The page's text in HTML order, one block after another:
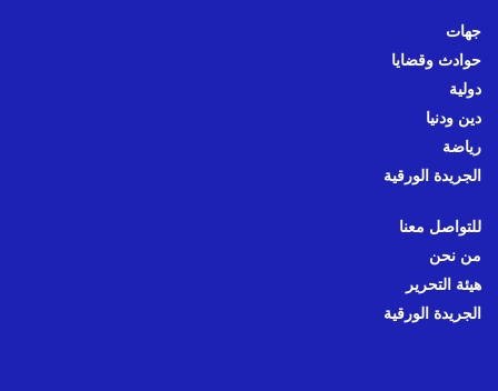
جهات
حوادث وقضايا
دولية
دين ودنيا
رياضة
الجريدة الورقية
للتواصل معنا
من نحن
هيئة التحرير
الجريدة الورقية